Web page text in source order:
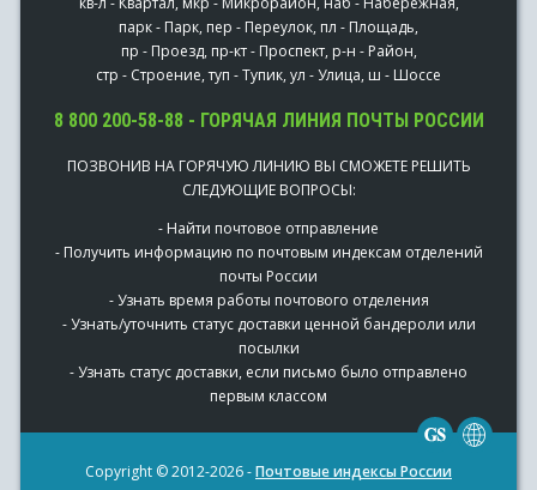
парк - Парк, пер - Переулок, пл - Площадь,
пр - Проезд, пр-кт - Проспект, р-н - Район,
стр - Строение, туп - Тупик, ул - Улица, ш - Шоссе
8 800 200-58-88 - ГОРЯЧАЯ ЛИНИЯ ПОЧТЫ РОССИИ
ПОЗВОНИВ НА ГОРЯЧУЮ ЛИНИЮ ВЫ СМОЖЕТЕ РЕШИТЬ
СЛЕДУЮЩИЕ ВОПРОСЫ:
- Найти почтовое отправление
- Получить информацию по почтовым индексам отделений
почты России
- Узнать время работы почтового отделения
- Узнать/уточнить статус доставки ценной бандероли или
посылки
- Узнать статус доставки, если письмо было отправлено
первым классом
Copyright © 2012-2026 -Почтовые индексы России